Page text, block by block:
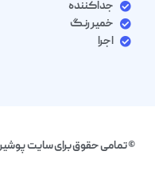
جداکننده
خمیر رنگ
اجرا
© تمامی حقوق برای سایت